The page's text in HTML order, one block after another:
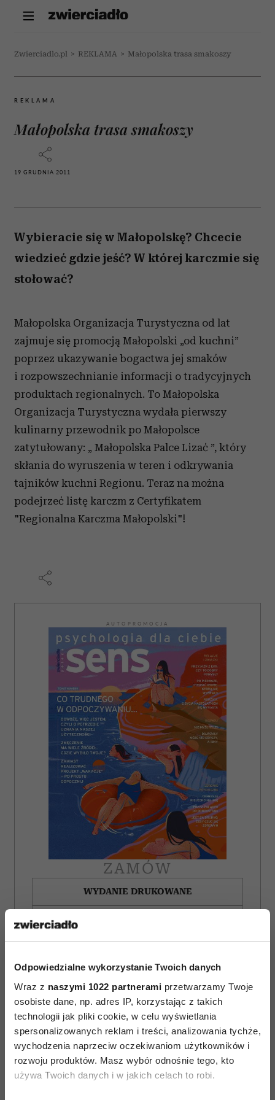
Odpowiedzialne wykorzystanie Twoich danych
Wraz z naszymi 1022 partnerami przetwarzamy Twoje
osobiste dane, np. adres IP, korzystając z takich
technologii jak pliki cookie, w celu wyświetlania
spersonalizowanych reklam i treści, analizowania tychże,
wychodzenia naprzeciw oczekiwaniom użytkowników i
rozwoju produktów. Masz wybór odnośnie tego, kto
używa Twoich danych i w jakich celach to robi.
Zwierciadlo.pl > REKLAMA > Małopolska trasa smakoszy
REKLAMA
Małopolska trasa smakoszy
19 GRUDNIA 2011
Wybieracie się w Małopolskę? Chcecie
wiedzieć gdzie jeść? W której karczmie się
stołować?
Małopolska Organizacja Turystyczna od lat
zajmuje się promocją Małopolski „od kuchni”
poprzez ukazywanie bogactwa jej smaków
i rozpowszechnianie informacji o tradycyjnych
produktach regionalnych. To Małopolska
Organizacja Turystyczna wydała pierwszy
kulinarny przewodnik po Małopolsce
zatytułowany: „ Małopolska Palce Lizać ”, który
skłania do wyruszenia w teren i odkrywania
tajników kuchni Regionu. Teraz na można
podejrzeć listę karczm z Certyfikatem
"Regionalna Karczma Małopolski"!
AUTOPROMOCJA
ZAMÓW
WYDANIE DRUKOWANE